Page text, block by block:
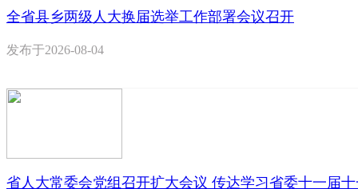
全省县乡两级人大换届选举工作部署会议召开
发布于2026-08-04
省人大常委会党组召开扩大会议 传达学习省委十一届